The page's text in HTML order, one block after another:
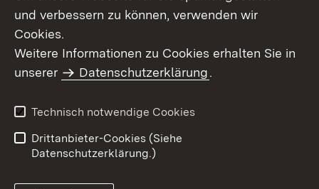
Benutzungshinweise
Erklärung zur
und verbessern zu können, verwenden wir
Cookies.
Weitere Informationen zu Cookies erhalten Sie in
unserer
Datenschutzerklärung.
Technisch notwendige Cookies
Drittanbieter-Cookies (Siehe
Datenschutzerklärung.)